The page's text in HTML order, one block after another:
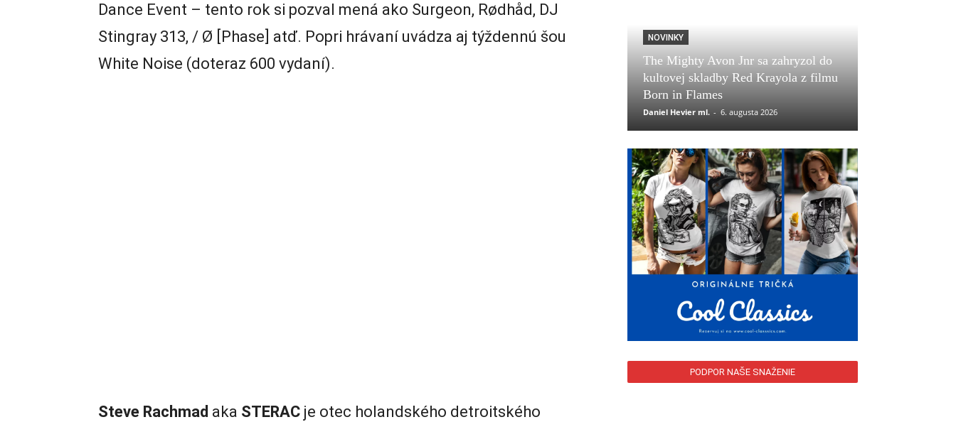
Dance Event – tento rok si pozval mená ako Surgeon, Rødhåd, DJ
Stingray 313, / Ø [Phase] atď. Popri hrávaní uvádza aj týždennú šou
White Noise (doteraz 600 vydaní).
Steve Rachmad aka STERAC je otec holandského detroitského
NOVINKY
The Mighty Avon Jnr sa zahryzol do
kultovej skladby Red Krayola z filmu
Born in Flames
Daniel Hevier ml. - 6. augusta 2026
PODPOR NAŠE SNAŽENIE